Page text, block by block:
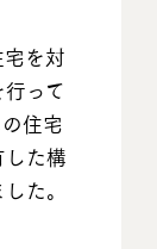
を対
って
住宅
た構
た。